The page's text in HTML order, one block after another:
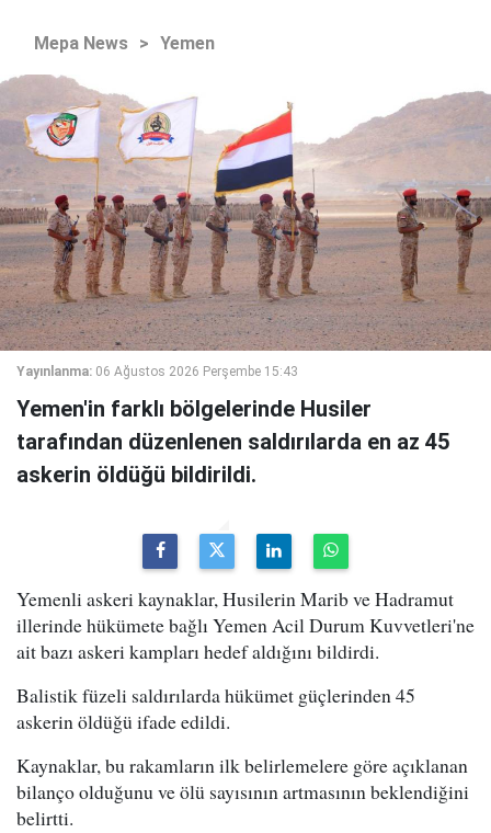
Mepa News > Yemen
Yayınlanma: 06 Ağustos 2026 Perşembe 15:43
Yemen'in farklı bölgelerinde Husiler
tarafından düzenlenen saldırılarda en az 45
askerin öldüğü bildirildi.
Yemenli askeri kaynaklar, Husilerin Marib ve Hadramut
illerinde hükümete bağlı Yemen Acil Durum Kuvvetleri'ne
ait bazı askeri kampları hedef aldığını bildirdi.
Balistik füzeli saldırılarda hükümet güçlerinden 45
askerin öldüğü ifade edildi.
Kaynaklar, bu rakamların ilk belirlemelere göre açıklanan
bilanço olduğunu ve ölü sayısının artmasının beklendiğini
belirtti.